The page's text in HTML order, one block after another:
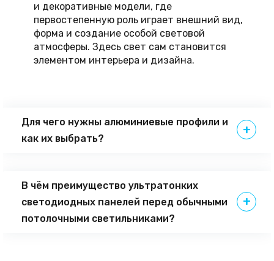
и декоративные модели, где
первостепенную роль играет внешний вид,
форма и создание особой световой
атмосферы. Здесь свет сам становится
элементом интерьера и дизайна.
Для чего нужны алюминиевые профили и
как их выбрать?
В чём преимущество ультратонких
светодиодных панелей перед обычными
потолочными светильниками?